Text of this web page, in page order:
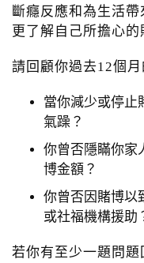
斷癮反應和為生活
更了解自己所擔心的
請回顧你過去12個
當你減少或停止
氣躁？
你曾否隱瞞你家
博金額？
你曾否因賭博以
或社福機構援助
若你有至少一題問